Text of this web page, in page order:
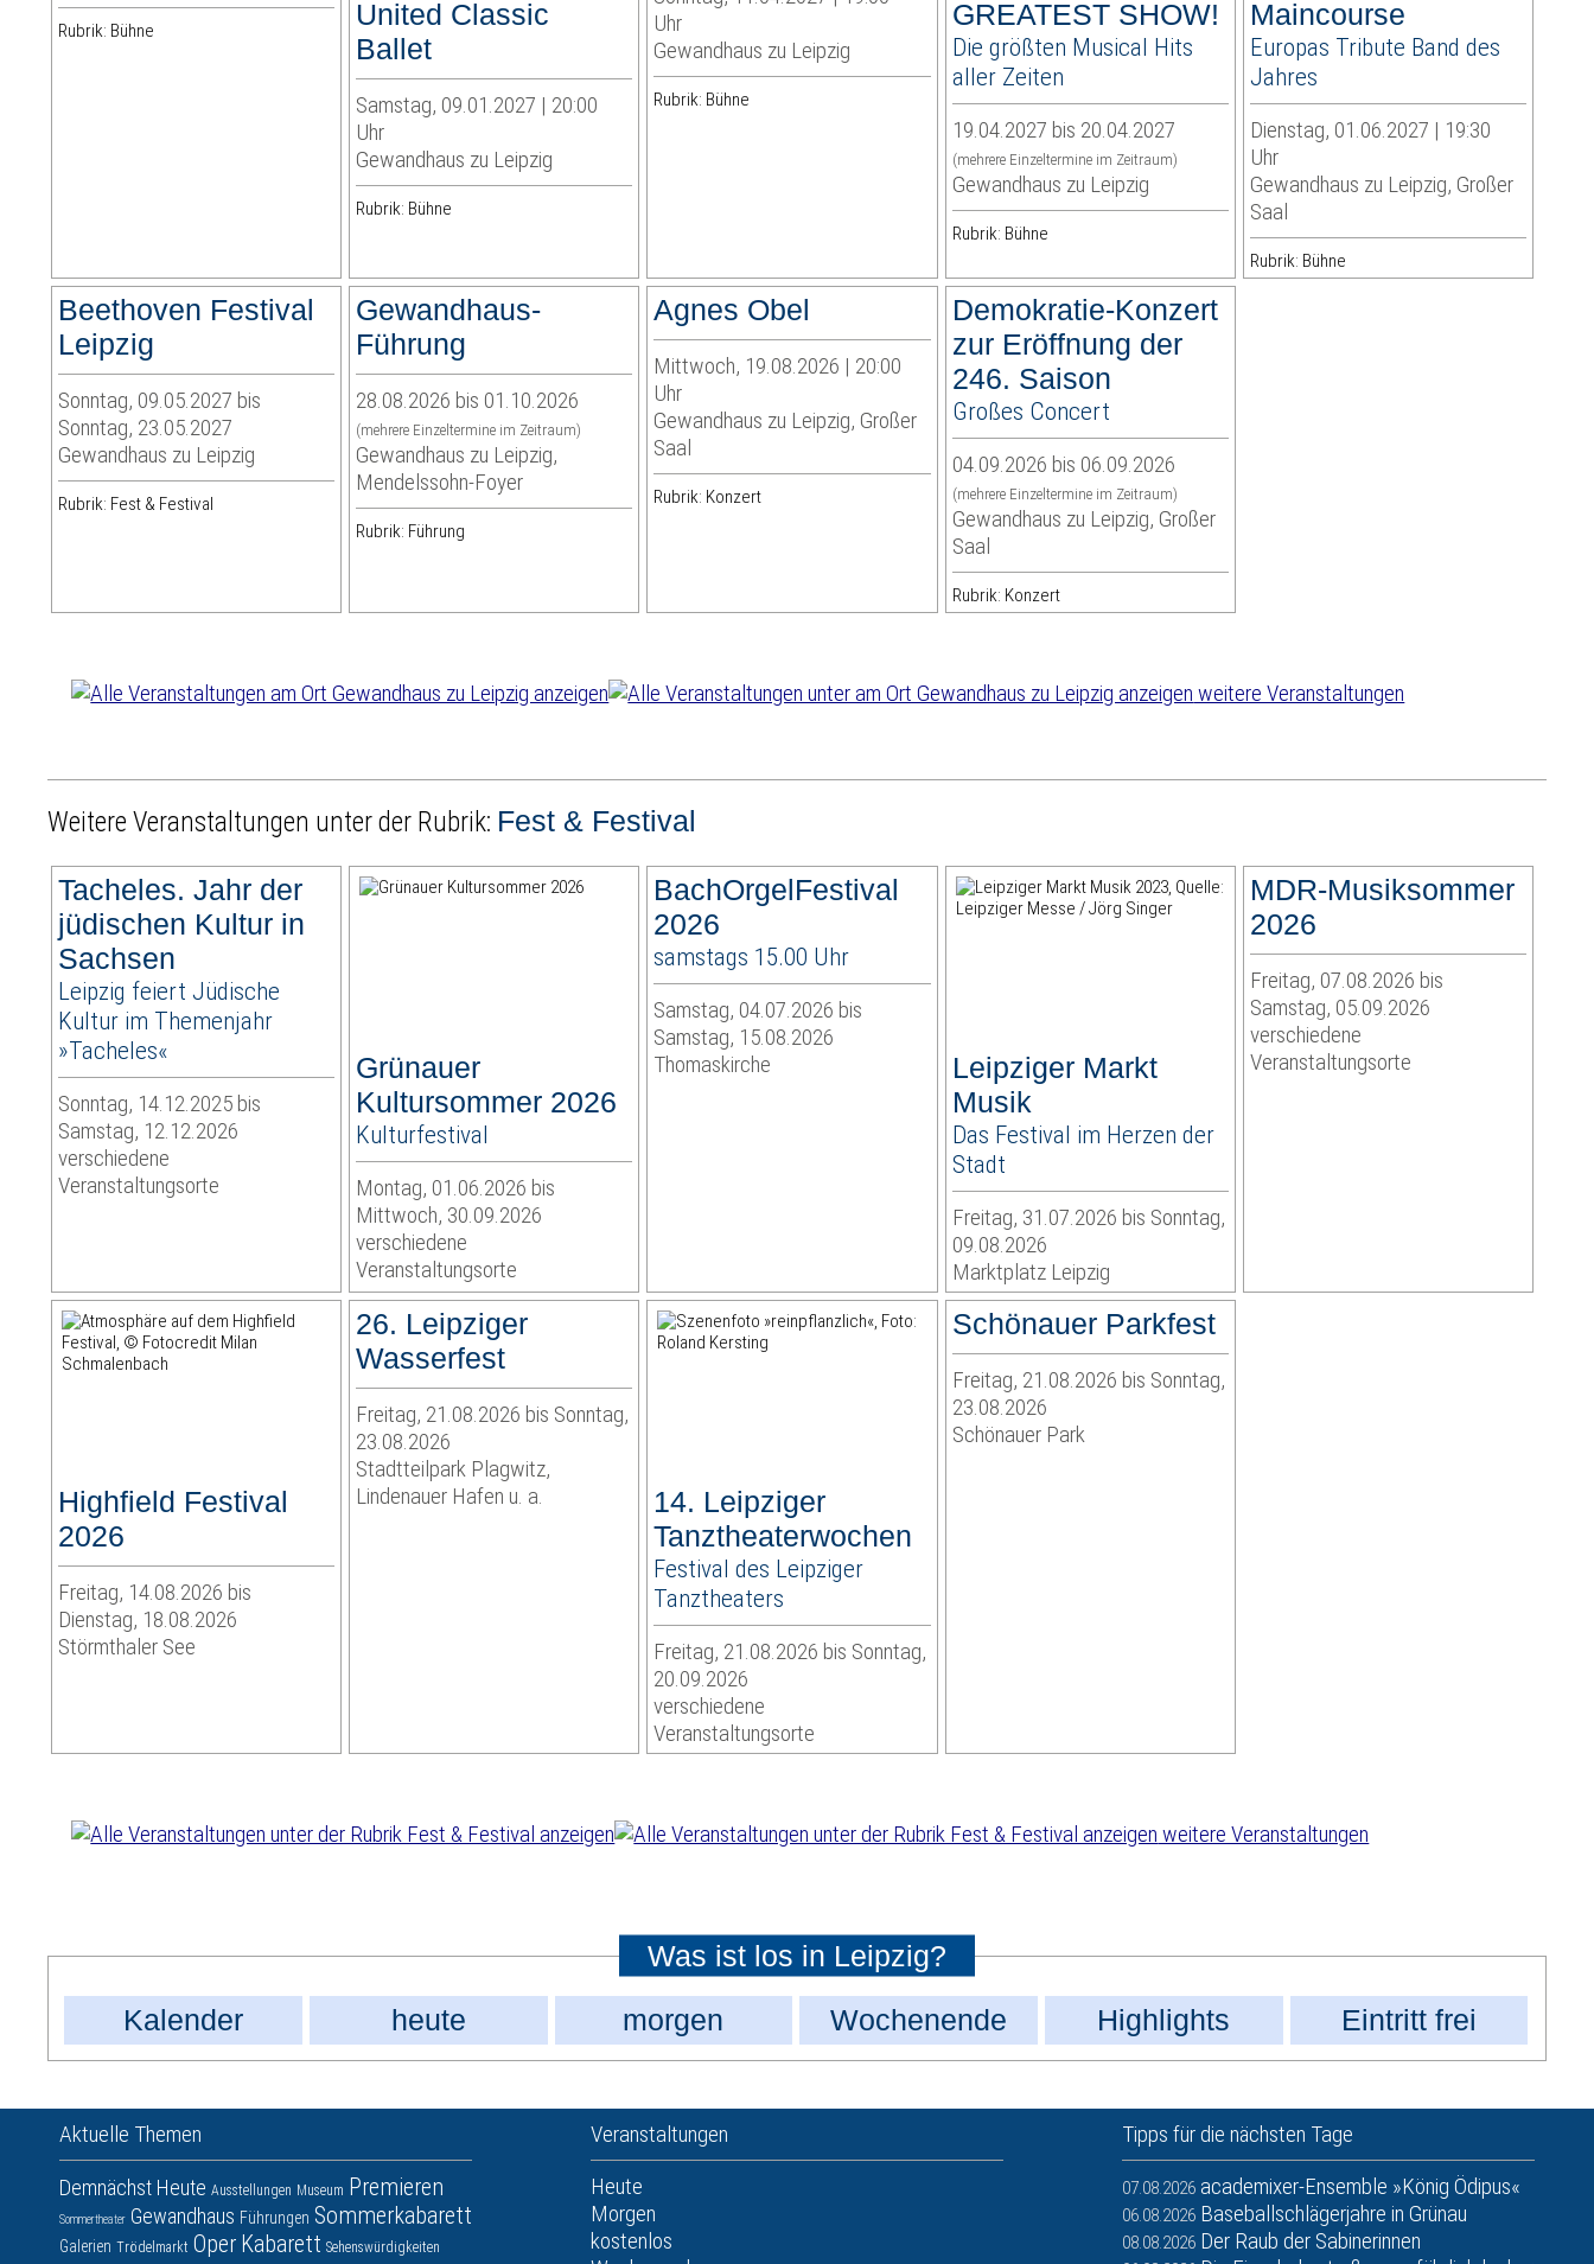
Rubrik: Bühne
United Classic
Ballet
Samstag, 09.01.2027 | 20:00
Uhr
Gewandhaus zu Leipzig
Rubrik: Bühne
Uhr
Gewandhaus zu Leipzig
Rubrik: Bühne
GREATEST SHOW!
Die größten Musical Hits
aller Zeiten
19.04.2027 bis 20.04.2027
(mehrere Einzeltermine im Zeitraum)
Gewandhaus zu Leipzig
Rubrik: Bühne
Maincourse
Europas Tribute Band des
Jahres
Dienstag, 01.06.2027 | 19:30
Uhr
Gewandhaus zu Leipzig, Großer
Saal
Rubrik: Bühne
Beethoven Festival
Leipzig
Sonntag, 09.05.2027 bis
Sonntag, 23.05.2027
Gewandhaus zu Leipzig
Rubrik: Fest & Festival
Gewandhaus-
Führung
28.08.2026 bis 01.10.2026
(mehrere Einzeltermine im Zeitraum)
Gewandhaus zu Leipzig,
Mendelssohn-Foyer
Rubrik: Führung
Agnes Obel
Mittwoch, 19.08.2026 | 20:00
Uhr
Gewandhaus zu Leipzig, Großer
Saal
Rubrik: Konzert
Demokratie-Konzert
zur Eröffnung der
246. Saison
Großes Concert
04.09.2026 bis 06.09.2026
(mehrere Einzeltermine im Zeitraum)
Gewandhaus zu Leipzig, Großer
Saal
Rubrik: Konzert
weitere Veranstaltungen
Weitere Veranstaltungen unter der Rubrik: Fest & Festival
Tacheles. Jahr der
jüdischen Kultur in
Sachsen
Leipzig feiert Jüdische
Kultur im Themenjahr
»Tacheles«
Sonntag, 14.12.2025 bis
Samstag, 12.12.2026
verschiedene
Veranstaltungsorte
Grünauer
Kultursommer 2026
Kulturfestival
Montag, 01.06.2026 bis
Mittwoch, 30.09.2026
verschiedene
Veranstaltungsorte
BachOrgelFestival
2026
samstags 15.00 Uhr
Samstag, 04.07.2026 bis
Samstag, 15.08.2026
Thomaskirche
Leipziger Markt
Musik
Das Festival im Herzen der
Stadt
Freitag, 31.07.2026 bis Sonntag,
09.08.2026
Marktplatz Leipzig
MDR-Musiksommer
2026
Freitag, 07.08.2026 bis
Samstag, 05.09.2026
verschiedene
Veranstaltungsorte
Highfield Festival
2026
Freitag, 14.08.2026 bis
Dienstag, 18.08.2026
Störmthaler See
26. Leipziger
Wasserfest
Freitag, 21.08.2026 bis Sonntag,
23.08.2026
Stadtteilpark Plagwitz,
Lindenauer Hafen u. a.
14. Leipziger
Tanztheaterwochen
Festival des Leipziger
Tanztheaters
Freitag, 21.08.2026 bis Sonntag,
20.09.2026
verschiedene
Veranstaltungsorte
Schönauer Parkfest
Freitag, 21.08.2026 bis Sonntag,
23.08.2026
Schönauer Park
weitere Veranstaltungen
Was ist los in Leipzig?
Kalender
heute morgen Wochenende Highlights Eintritt frei
Aktuelle Themen
Demnächst Heute Ausstellungen Museum Premieren
Sommertheater Gewandhaus Führungen Sommerkabarett
Galerien Trödelmarkt Oper Kabarett Sehenswürdigkeiten
Veranstaltungen
Heute
Morgen
kostenlos
Tipps für die nächsten Tage
07.08.2026 academixer-Ensemble »König Ödipus«
06.08.2026 Baseballschlägerjahre in Grünau
08.08.2026 Der Raub der Sabinerinnen